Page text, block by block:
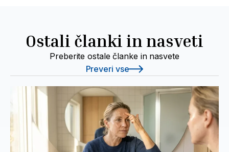
Ostali članki in nasveti
Preberite ostale članke in nasvete
Preveri vse